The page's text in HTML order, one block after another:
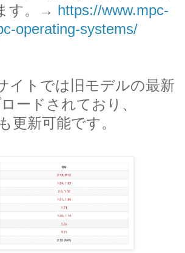
す。→ https://www.mpc-
operating-systems/
イトでは旧モデルの最新
ードされており、
更新可能です。